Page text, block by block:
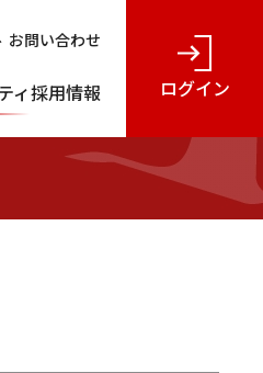
お問い合わせ
ィ採用情報 ログイン